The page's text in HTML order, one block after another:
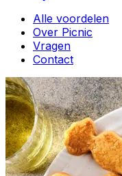
Alle voordelen
Over Picnic
Vragen
Contact